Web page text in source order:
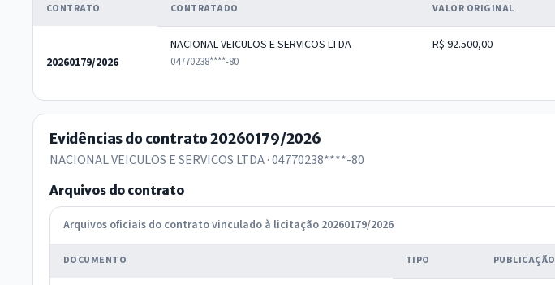
CONTRATO CONTRATADO VALOR ORIGINAL
20260179/2026
NACIONAL VEICULOS E SERVICOS LTDA
04770238****-80
R$ 92.500,00
Evidências do contrato 20260179/2026
NACIONAL VEICULOS E SERVICOS LTDA · 04770238****-80
Arquivos do contrato
Arquivos oficiais do contrato vinculado à licitação 20260179/2026
DOCUMENTO TIPO PUBLICAÇÃO